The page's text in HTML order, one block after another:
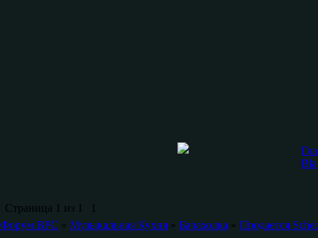
Страница 1 из 1
1
Форум ВРС » Музыкальная Кухня » Барахолка » Продается